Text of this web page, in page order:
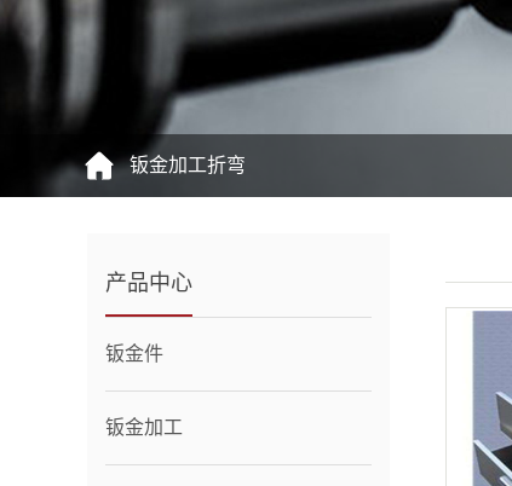
钣金加工折弯
产品中心
钣金件
钣金加工